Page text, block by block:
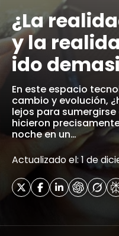
¿La
y la
ido
En este espacio
cambio y evolución,
lejos para sumergirse
hicieron
noche en un…
Actualizado el: 1 de